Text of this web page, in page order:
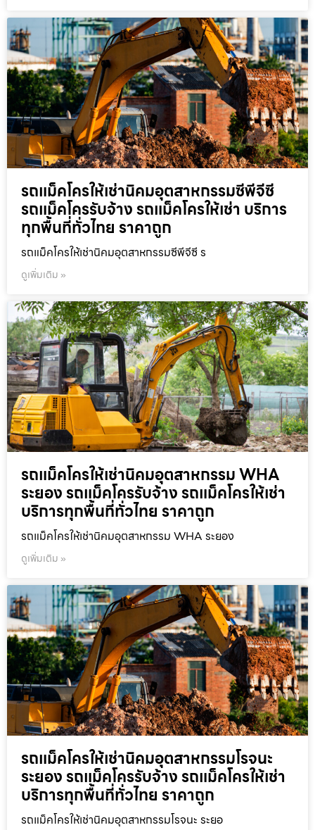
รถแม็คโครให้เช่านิคมอุตสาหกรรมซีพีจีซี
รถแม็คโครรับจ้าง รถแม็คโครให้เช่า บริการ
ทุกพื้นที่ทั่วไทย ราคาถูก
รถแม็คโครให้เช่านิคมอุตสาหกรรมซีพีจีซี ร
ดูเพิ่มเติม »
รถแม็คโครให้เช่านิคมอุตสาหกรรม WHA
ระยอง รถแม็คโครรับจ้าง รถแม็คโครให้เช่า
บริการทุกพื้นที่ทั่วไทย ราคาถูก
รถแม็คโครให้เช่านิคมอุตสาหกรรม WHA ระยอง
ดูเพิ่มเติม »
รถแม็คโครให้เช่านิคมอุตสาหกรรมโรจนะ
ระยอง รถแม็คโครรับจ้าง รถแม็คโครให้เช่า
บริการทุกพื้นที่ทั่วไทย ราคาถูก
รถแม็คโครให้เช่านิคมอุตสาหกรรมโรจนะ ระยอ